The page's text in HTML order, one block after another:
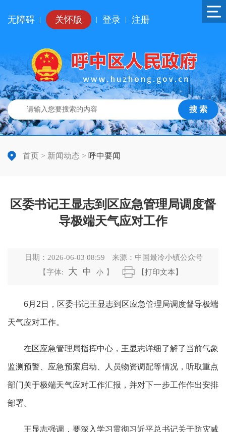
无障碍 关怀版 登录 注册
搜 索
首页 > 新闻动态 > 呼中要闻
区委书记王显志到区应急管理局调度督
导极端天气应对工作
日期： 2026-06-03 08:59 来源： 中国最冷小镇公众号
【字体:
大 中 小 】 【打印文本】
6月2日，区委书记王显志到区应急管理局调度督导极端
天气应对工作。
在区应急管理局指挥中心，王显志详细了解了当前气象
监测预警、应急预案启动、人员物资调配等情况，听取重点
部门关于极端天气应对工作汇报，并对下一步工作作出安排
部署。
王显志强调，要深入学习贯彻习近平总书记关于防灾减